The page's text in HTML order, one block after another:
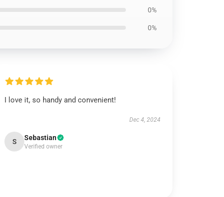
0%
0%
I love it, so handy and convenient!
Dec 4, 2024
S Sebastian
Verified owner